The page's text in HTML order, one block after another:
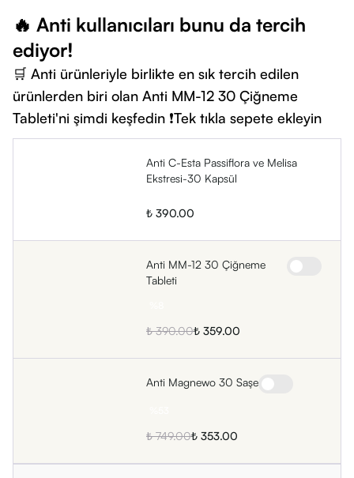
Passiflora Ekstresi:300 mg / 600 mg
Melisa Ekstresi:
🔥 Anti kullanıcıları bunu da tercih
ediyor!
🛒 Anti ürünleriyle birlikte en sık tercih edilen
ürünlerden biri olan Anti MM-12 30 Çiğneme
Tableti'ni şimdi keşfedin ❗Tek tıkla sepete ekleyin
Anti C-Esta Passiflora ve Melisa
Ekstresi-30 Kapsül
₺ 390.00
Anti MM-12 30 Çiğneme
Tableti
₺ 390.00₺ 359.00
Anti Magnewo 30 Saşe
₺ 749.00₺ 353.00